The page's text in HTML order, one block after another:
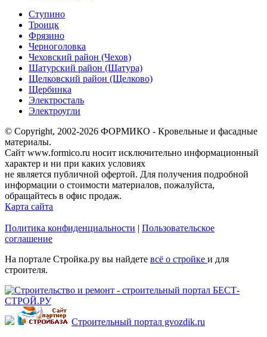
Ступино
Троицк
Фрязино
Черноголовка
Чеховский район (Чехов)
Шатурский район (Шатура)
Щелковский район (Щелково)
Щербинка
Электросталь
Электроугли
© Copyright, 2002-2026 ФОРМИКО - Кровельные и фасадные
материалы.
Сайт www.formico.ru носит исключительно информационный
характер и ни при каких условиях
не является публичной офертой. Для получения подробной
информации о стоимости материалов, пожалуйста,
обращайтесь в офис продаж.
Карта сайта
Политика конфиденциальности | Пользовательское
соглашение
На портале Стройка.ру вы найдете всё о стройке и для
строителя.
Строительный портал gvozdik.ru